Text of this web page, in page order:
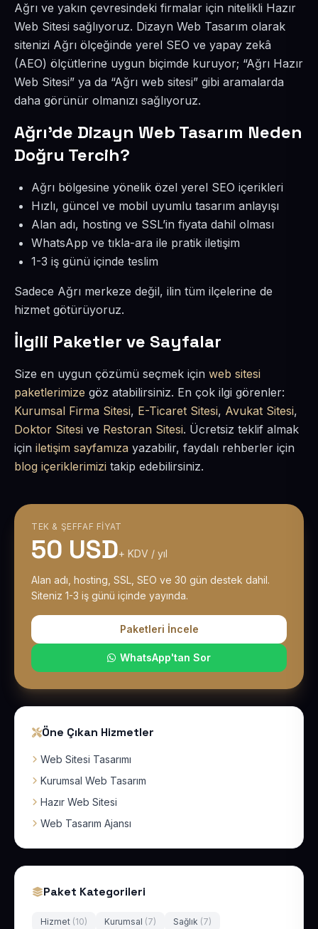
Ağrı ve yakın çevresindeki firmalar için nitelikli Hazır
Web Sitesi sağlıyoruz. Dizayn Web Tasarım olarak
sitenizi Ağrı ölçeğinde yerel SEO ve yapay zekâ
(AEO) ölçütlerine uygun biçimde kuruyor; “Ağrı Hazır
Web Sitesi” ya da “Ağrı web sitesi” gibi aramalarda
daha görünür olmanızı sağlıyoruz.
Ağrı’de Dizayn Web Tasarım Neden
Doğru Tercih?
Ağrı bölgesine yönelik özel yerel SEO içerikleri
Hızlı, güncel ve mobil uyumlu tasarım anlayışı
Alan adı, hosting ve SSL’in fiyata dahil olması
WhatsApp ve tıkla-ara ile pratik iletişim
1-3 iş günü içinde teslim
Sadece Ağrı merkeze değil, ilin tüm ilçelerine de
hizmet götürüyoruz.
İlgili Paketler ve Sayfalar
Size en uygun çözümü seçmek için web sitesi
paketlerimize göz atabilirsiniz. En çok ilgi görenler:
Kurumsal Firma Sitesi, E-Ticaret Sitesi, Avukat Sitesi,
Doktor Sitesi ve Restoran Sitesi. Ücretsiz teklif almak
için iletişim sayfamıza yazabilir, faydalı rehberler için
blog içeriklerimizi takip edebilirsiniz.
TEK & ŞEFFAF FIYAT
50 USD+ KDV / yıl
Alan adı, hosting, SSL, SEO ve 30 gün destek dahil.
Siteniz 1-3 iş günü içinde yayında.
Paketleri İncele
WhatsApp'tan Sor
Öne Çıkan Hizmetler
Web Sitesi Tasarımı
Kurumsal Web Tasarım
Hazır Web Sitesi
Web Tasarım Ajansı
Paket Kategorileri
Hizmet (10) Kurumsal (7) Sağlık (7)